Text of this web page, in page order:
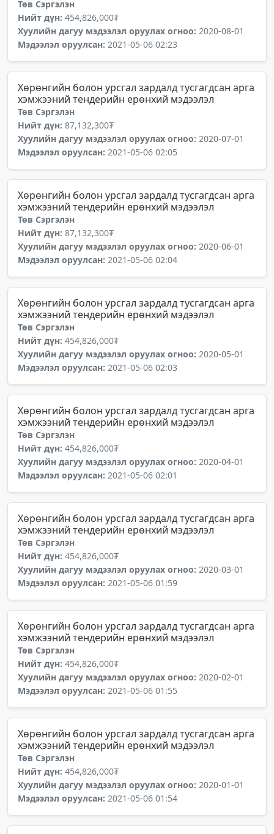
Төв Сэргэлэн
Нийт дүн: 454,826,000₮
Хуулийн дагуу мэдээлэл оруулах огноо: 2020-08-01
Мэдээлэл оруулсан: 2021-05-06 02:23
Хөрөнгийн болон урсгал зардалд тусгагдсан арга
хэмжээний тендерийн ерөнхий мэдээлэл
Төв Сэргэлэн
Нийт дүн: 87,132,300₮
Хуулийн дагуу мэдээлэл оруулах огноо: 2020-07-01
Мэдээлэл оруулсан: 2021-05-06 02:05
Хөрөнгийн болон урсгал зардалд тусгагдсан арга
хэмжээний тендерийн ерөнхий мэдээлэл
Төв Сэргэлэн
Нийт дүн: 87,132,300₮
Хуулийн дагуу мэдээлэл оруулах огноо: 2020-06-01
Мэдээлэл оруулсан: 2021-05-06 02:04
Хөрөнгийн болон урсгал зардалд тусгагдсан арга
хэмжээний тендерийн ерөнхий мэдээлэл
Төв Сэргэлэн
Нийт дүн: 454,826,000₮
Хуулийн дагуу мэдээлэл оруулах огноо: 2020-05-01
Мэдээлэл оруулсан: 2021-05-06 02:03
Хөрөнгийн болон урсгал зардалд тусгагдсан арга
хэмжээний тендерийн ерөнхий мэдээлэл
Төв Сэргэлэн
Нийт дүн: 454,826,000₮
Хуулийн дагуу мэдээлэл оруулах огноо: 2020-04-01
Мэдээлэл оруулсан: 2021-05-06 02:01
Хөрөнгийн болон урсгал зардалд тусгагдсан арга
хэмжээний тендерийн ерөнхий мэдээлэл
Төв Сэргэлэн
Нийт дүн: 454,826,000₮
Хуулийн дагуу мэдээлэл оруулах огноо: 2020-03-01
Мэдээлэл оруулсан: 2021-05-06 01:59
Хөрөнгийн болон урсгал зардалд тусгагдсан арга
хэмжээний тендерийн ерөнхий мэдээлэл
Төв Сэргэлэн
Нийт дүн: 454,826,000₮
Хуулийн дагуу мэдээлэл оруулах огноо: 2020-02-01
Мэдээлэл оруулсан: 2021-05-06 01:55
Хөрөнгийн болон урсгал зардалд тусгагдсан арга
хэмжээний тендерийн ерөнхий мэдээлэл
Төв Сэргэлэн
Нийт дүн: 454,826,000₮
Хуулийн дагуу мэдээлэл оруулах огноо: 2020-01-01
Мэдээлэл оруулсан: 2021-05-06 01:54